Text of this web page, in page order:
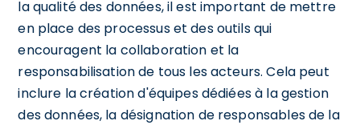
la qualité des données, il est important de mettre
en place des processus et des outils qui
encouragent la collaboration et la
responsabilisation de tous les acteurs. Cela peut
inclure la création d'équipes dédiées à la gestion
des données, la désignation de responsables de la